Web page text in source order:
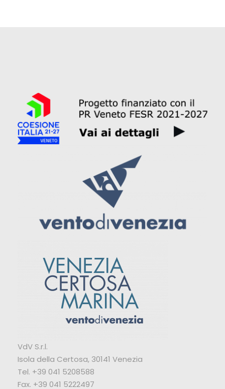
VdV S.r.l.
Isola della Certosa, 30141 Venezia
Tel. +39 041 5208588
Fax. +39 041 5222497